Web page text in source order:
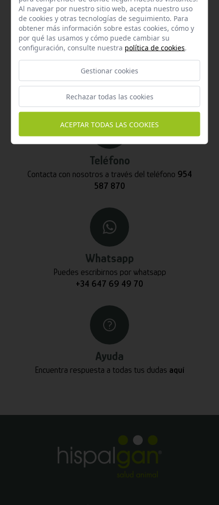
Contacta con nosotros vía email
Teléfono
Contacta con nosotros a través del teléfono 954
587 870
Whatsapp
Puedes escribirnos por whatsapp
+34 647 69 49 70
Ayuda
Encuentra respuesta a todas tus dudas aquí
Al navegar por nuestro sitio web, acepta nuestro uso
de cookies y otras tecnologías de seguimiento. Para
obtener más información sobre estas cookies, cómo y
por qué las usamos y cómo puede cambiar su
configuración, consulte nuestra política de cookies.
Gestionar cookies
Rechazar todas las cookies
ACEPTAR TODAS LAS COOKIES